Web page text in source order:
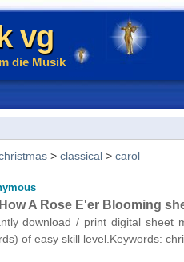
vg
die Musik
> classical> carol
A Rose E'er Blooming
download / print digital sheet
of easy skill level.Keywords: